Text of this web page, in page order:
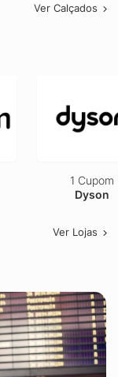
Ver Calçados
1 Cupom
Dyson
Ver Lojas